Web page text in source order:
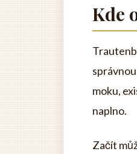
Kde
moku,
naplno.
Začít